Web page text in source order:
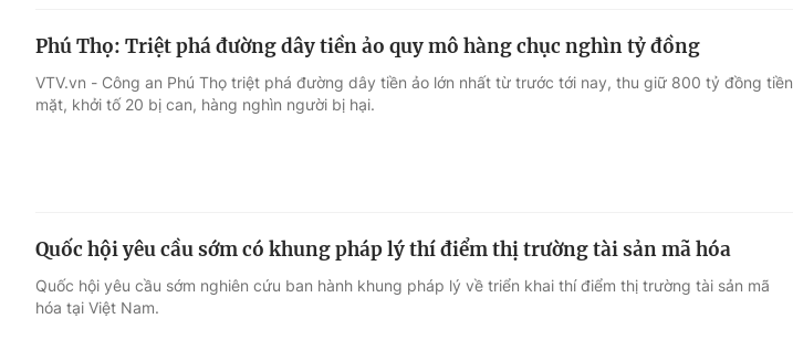
Phú Thọ: Triệt phá đường dây tiền ảo quy mô hàng chục nghìn tỷ đồng
VTV.vn - Công an Phú Thọ triệt phá đường dây tiền ảo lớn nhất từ trước tới nay, thu giữ 800 tỷ đồng tiền
mặt, khởi tố 20 bị can, hàng nghìn người bị hại.
Quốc hội yêu cầu sớm có khung pháp lý thí điểm thị trường tài sản mã hóa
Quốc hội yêu cầu sớm nghiên cứu ban hành khung pháp lý về triển khai thí điểm thị trường tài sản mã
hóa tại Việt Nam.